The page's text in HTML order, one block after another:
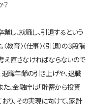
？
業し、就職し、引退するという
教育〉〈仕事〉〈引退〉の3段階
え直さなければならないので
退職年齢の引き上げや、退職
た、金融庁は「貯蓄から投資
り、その実現に向けて、家計